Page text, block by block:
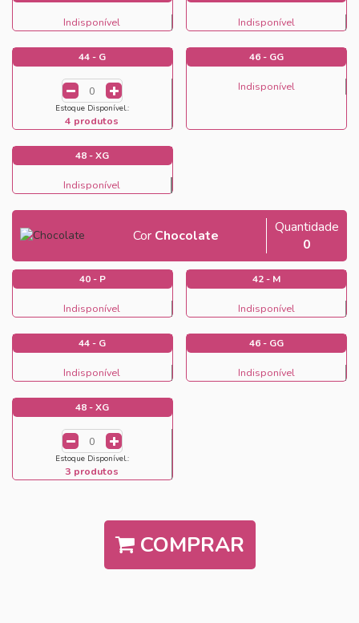
Indisponível Indisponível
44 - G
Estoque Disponível.:
4 produtos
46 - GG
Indisponível
48 - XG
Indisponível
Cor Chocolate
Quantidade
0
40 - P
Indisponível
42 - M
Indisponível
44 - G
Indisponível
46 - GG
Indisponível
48 - XG
Estoque Disponível.:
3 produtos
COMPRAR